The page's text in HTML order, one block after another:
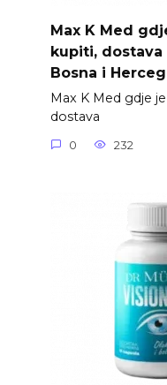
Max K Med
kupiti, dostava
Bosna i
Max K Med gdje
dostava
0 232